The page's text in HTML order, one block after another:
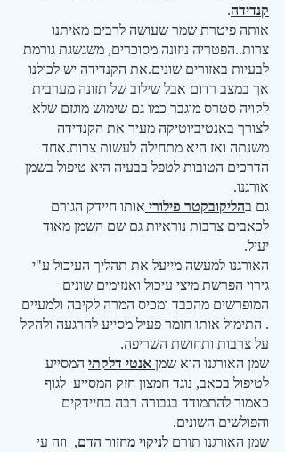
קנדידה.
אותה פיטרת שמר שעושה לרבים מאיתנו
צרות..הפטריה ניזונה מסוכרים, משגשגת גורמת
לבעיות באזורים שונים.את הקנדידה יש לכולנו
אך במצב רדום אבל שילוב של תזונה מערבית
לקויה סטרס מוגבר כמו גם שימוש מוגזם שלא
לצורך באנטיביוטיקה מעיר את הקנדידה
משנתה ואז היא מתחילה לעשות צרות.אחד
הדרכים הטובות לטפל בבעיה היא טיפול בשמן
אורגנו.
גם בהליקובקטר פילורי אותו חיידק הגורם
לכאבים צרבות נוראיות גם שם השמן מאוד
יעיל.
האורגנו למעשה מייעל את תהליך העיכול ע"י
גירוי הפרשת מיצי עיכול ואנזימים שונים
המופרשים מהכבד ומכיס המרה לקיבה ולמעיים
. התימול אותו חומר פעיל מסייע להרגעה ולהקל
על צרבות ותחושת השריפה.
שמן האורגנו הוא שמן אנטי דלקתי המסייע
לטיפול בכאב, נוגד חמצון חזק המסייע  לגוף
כאמור להתמודד בגבורה רבה בחיידקים
והפולשים השונים.
שמן האורגנו תורם לניקוי מחזור הדם,  וזה עי